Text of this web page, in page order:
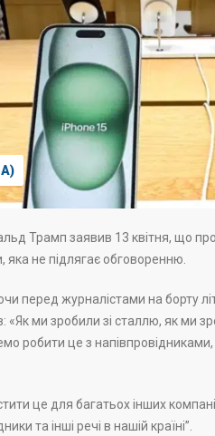
Трамп заявив 13 квітня, що
яка не підлягає обговоренню.
перед журналістами на борту
«Як ми зробили зі сталлю, як ми
робити це з
це для багатьох інших
та інші речі в нашій країні”.